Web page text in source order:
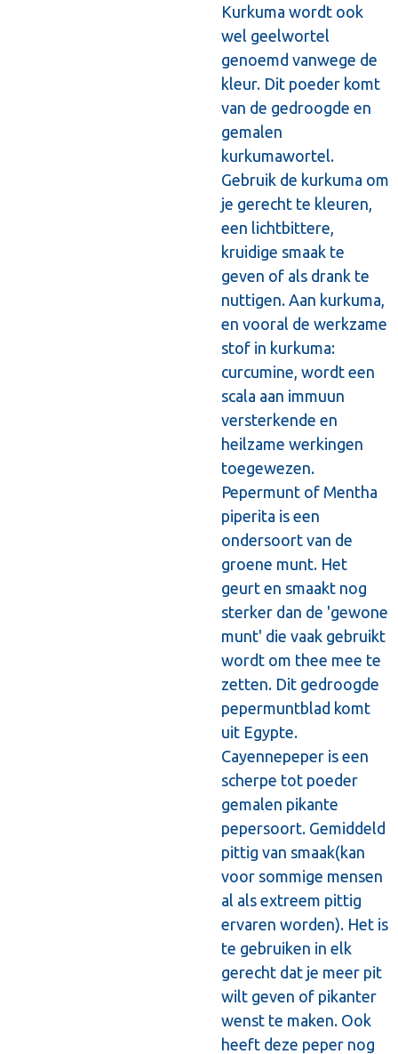
Kurkuma wordt ook
wel geelwortel
genoemd vanwege de
kleur. Dit poeder komt
van de gedroogde en
gemalen
kurkumawortel.
Gebruik de kurkuma om
je gerecht te kleuren,
een lichtbittere,
kruidige smaak te
geven of als drank te
nuttigen. Aan kurkuma,
en vooral de werkzame
stof in kurkuma:
curcumine, wordt een
scala aan immuun
versterkende en
heilzame werkingen
toegewezen.
Pepermunt of Mentha
piperita is een
ondersoort van de
groene munt. Het
geurt en smaakt nog
sterker dan de 'gewone
munt' die vaak gebruikt
wordt om thee mee te
zetten. Dit gedroogde
pepermuntblad komt
uit Egypte.
Cayennepeper is een
scherpe tot poeder
gemalen pikante
pepersoort. Gemiddeld
pittig van smaak(kan
voor sommige mensen
al als extreem pittig
ervaren worden). Het is
te gebruiken in elk
gerecht dat je meer pit
wilt geven of pikanter
wenst te maken. Ook
heeft deze peper nog